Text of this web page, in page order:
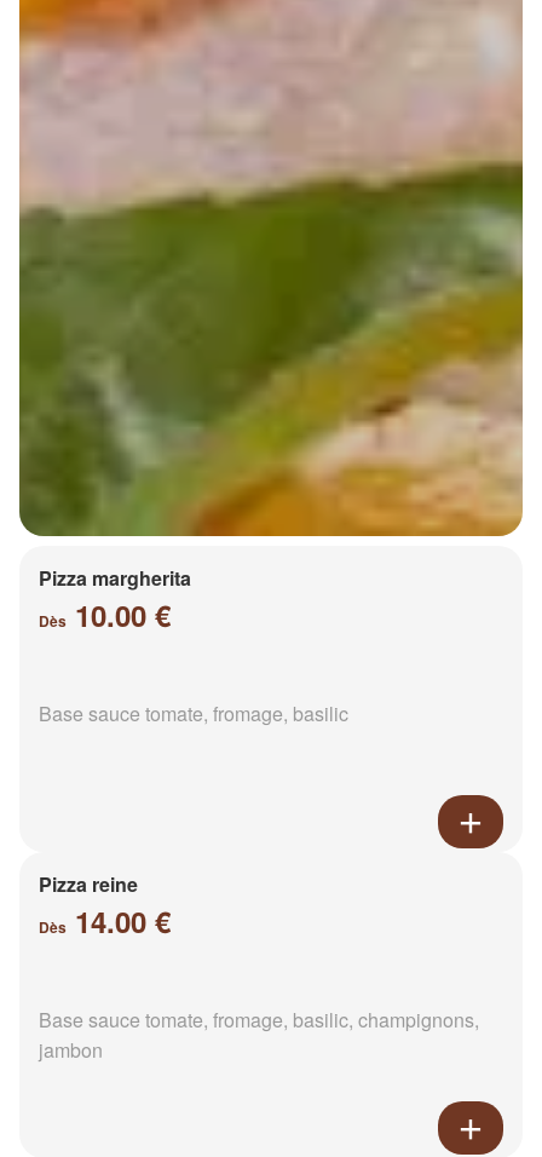
Pizza margherita
Dès 10.00 €
Base sauce tomate, fromage, basilic
Pizza reine
Dès 14.00 €
Base sauce tomate, fromage, basilic, champignons,
jambon